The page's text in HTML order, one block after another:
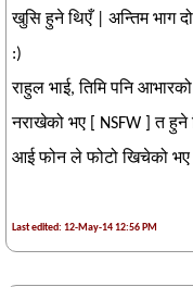
खुसि हुने थिएँ | अन्तिम भाग
:)
राहुल भाई, तिमि पनि
नराखेको भए [ NSFW ] त हुने
आई फोन ले फोटो खिचेको भए
Last edited: 12-May-14 12:56 PM